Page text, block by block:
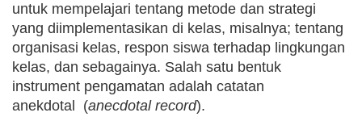
untuk mempelajari tentang metode dan strategi
yang diimplementasikan di kelas, misalnya; tentang
organisasi kelas, respon siswa terhadap lingkungan
kelas, dan sebagainya. Salah satu bentuk
instrument pengamatan adalah catatan
anekdotal (anecdotal record).